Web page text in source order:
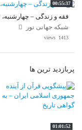
00:55:37
فقه و زندگی – چهارشنبه، ۱۴ تیر ۱۴۰۲
شبکه جهانی نور
1413 views
پربازدید ترین ها
01:01:52